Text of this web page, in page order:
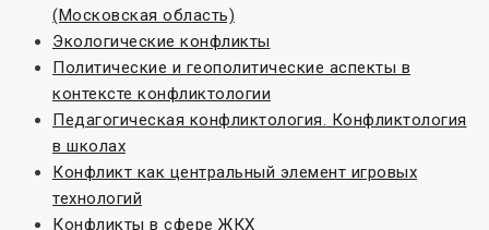
(Московская область)
Экологические конфликты
Политические и геополитические аспекты в
контексте конфликтологии
Педагогическая конфликтология. Конфликтология
в школах
Конфликт как центральный элемент игровых
технологий
Конфликты в сфере ЖКХ